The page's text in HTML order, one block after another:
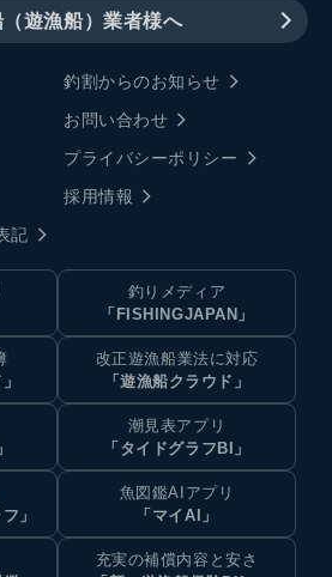
遊漁船）業者様へ
釣割からのお知らせ
お問い合わせ
プライバシーポリシー
採用情報
記
釣りメディア
「FISHINGJAPAN」
改正遊漁船業法に対応
「遊漁船クラウド」
潮見表アプリ
「タイドグラフBI」
」
魚図鑑AIアプリ
「マイAI」
充実の補償内容と安さ